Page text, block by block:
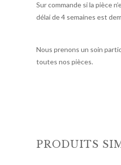
Sur commande si la pièce
délai de 4 semaines est
Nous prenons un soin
toutes nos pièces.
PRODUITS